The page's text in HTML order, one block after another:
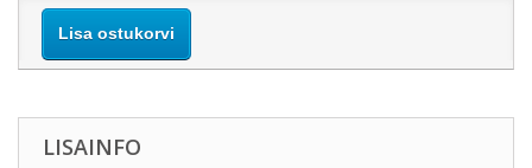
Lisa ostukorvi
LISAINFO